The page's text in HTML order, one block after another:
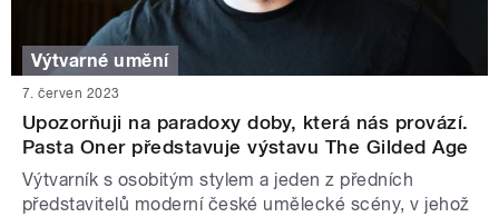
Výtvarné umění
7. červen 2023
Upozorňuji na paradoxy doby, která nás provází.
Pasta Oner představuje výstavu The Gilded Age
Výtvarník s osobitým stylem a jeden z předních
představitelů moderní české umělecké scény, v jehož